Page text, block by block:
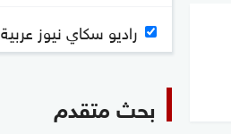
راديو سكاي نيوز عربية
بحث متقدم